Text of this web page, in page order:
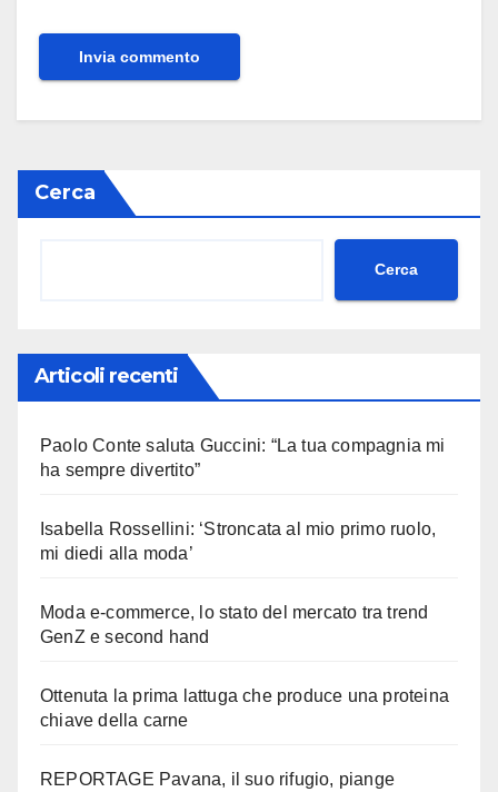
Cerca
Cerca
Articoli recenti
Paolo Conte saluta Guccini: “La tua compagnia mi
ha sempre divertito”
Isabella Rossellini: ‘Stroncata al mio primo ruolo,
mi diedi alla moda’
Moda e-commerce, lo stato del mercato tra trend
GenZ e second hand
Ottenuta la prima lattuga che produce una proteina
chiave della carne
REPORTAGE Pavana, il suo rifugio, piange